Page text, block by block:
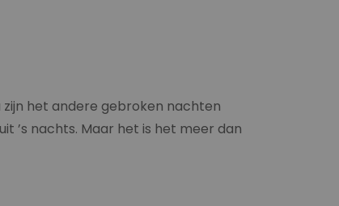
het andere gebroken nachten
’s nachts. Maar het is het meer dan